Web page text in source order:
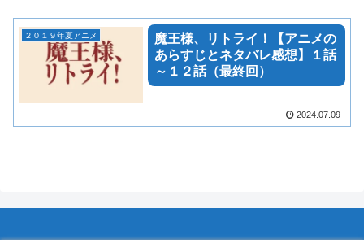
２０１９年夏アニメ
魔王様、リトライ！【アニメの
あらすじとネタバレ感想】１話
～１２話（最終回）
2024.07.09